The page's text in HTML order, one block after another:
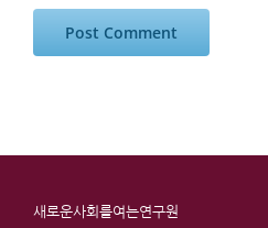
새로운사회를여는연구원